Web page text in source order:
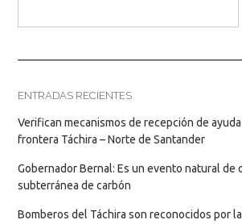
ENTRADAS RECIENTES
Verifican mecanismos de recepción de
frontera Táchira – Norte de Santander
Gobernador Bernal: Es un evento natural de
subterránea de carbón
Bomberos del Táchira son reconocidos por